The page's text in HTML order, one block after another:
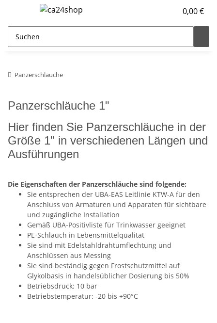
0,00 €
Panzerschläuche
Panzerschläuche 1"
Hier finden Sie Panzerschläuche in der
Größe 1" in verschiedenen Längen und
Ausführungen
Die Eigenschaften der Panzerschläuche sind folgende:
Sie entsprechen der UBA-EAS Leitlinie KTW-A für den
Anschluss von Armaturen und Apparaten für sichtbare
und zugängliche Installation
Gemäß UBA-Positivliste für Trinkwasser geeignet
PE-Schlauch in Lebensmittelqualität
Sie sind mit Edelstahldrahtumflechtung und
Anschlüssen aus Messing
Sie sind beständig gegen Frostschutzmittel auf
Glykolbasis in handelsüblicher Dosierung bis 50%
Betriebsdruck: 10 bar
Betriebstemperatur: -20 bis +90°C